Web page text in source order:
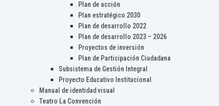
Plan de acción
Plan estratégico 2030
Plan de desarrollo 2022
Plan de desarrollo 2023 – 2026
Proyectos de inversión
Plan de Participación Ciudadana
Subsistema de Gestión Integral
Proyecto Educativo Institucional
Manual de identidad visual
Teatro La Convención